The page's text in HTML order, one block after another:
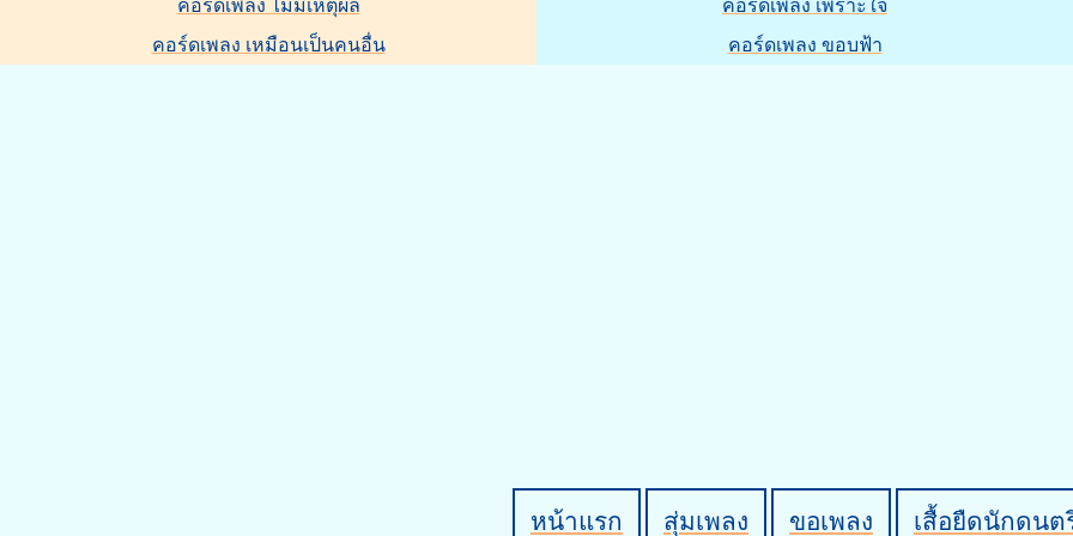
คอร์ดเพลง ไม่มีเหตุผล
คอร์ดเพลง เหมือนเป็นคนอื่น
คอร์ดเพลง เพราะใจ
คอร์ดเพลง ขอบฟ้า
หน้าแรก สุ่มเพลง ขอเพลง เสื้อยืดนักดนต